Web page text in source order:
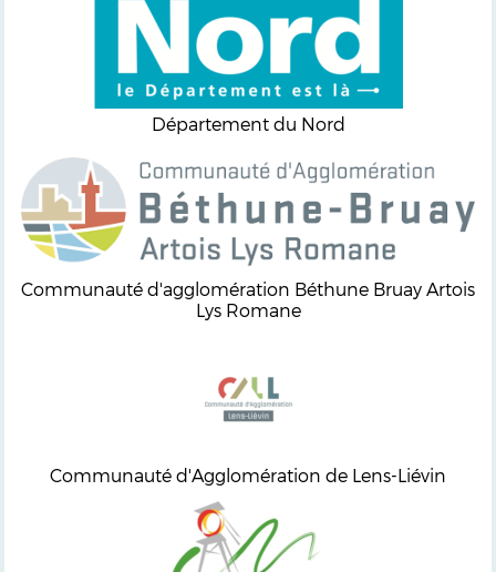
Département du Nord
Communauté d'agglomération Béthune Bruay Artois
Lys Romane
Communauté d'Agglomération de Lens-Liévin